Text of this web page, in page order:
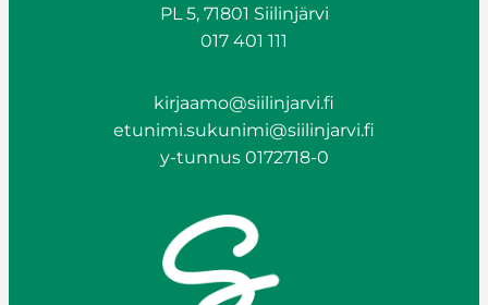
PL 5, 71801 Siilinjärvi
017 401 111
kirjaamo@siilinjarvi.fi
etunimi.sukunimi@siilinjarvi.fi
y-tunnus 0172718-0